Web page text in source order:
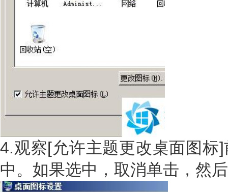
4.观察[允许主题更改桌面图标
中。如果选中，取消单击，然